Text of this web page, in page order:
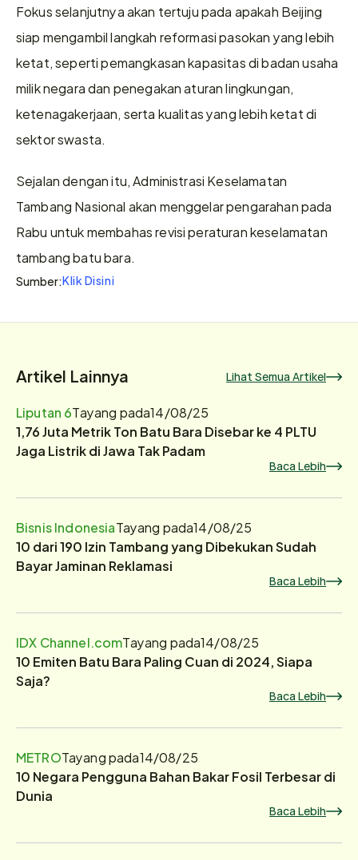
Fokus selanjutnya akan tertuju pada apakah Beijing
siap mengambil langkah reformasi pasokan yang lebih
ketat, seperti pemangkasan kapasitas di badan usaha
milik negara dan penegakan aturan lingkungan,
ketenagakerjaan, serta kualitas yang lebih ketat di
sektor swasta.
Sejalan dengan itu, Administrasi Keselamatan
Tambang Nasional akan menggelar pengarahan pada
Rabu untuk membahas revisi peraturan keselamatan
tambang batu bara.
Sumber:Klik Disini
Artikel Lainnya Lihat Semua Artikel
Liputan 6Tayang pada14/08/25
1,76 Juta Metrik Ton Batu Bara Disebar ke 4 PLTU
Jaga Listrik di Jawa Tak Padam
Baca Lebih
Bisnis IndonesiaTayang pada14/08/25
10 dari 190 Izin Tambang yang Dibekukan Sudah
Bayar Jaminan Reklamasi
Baca Lebih
IDX Channel.comTayang pada14/08/25
10 Emiten Batu Bara Paling Cuan di 2024, Siapa
Saja?
Baca Lebih
METROTayang pada14/08/25
10 Negara Pengguna Bahan Bakar Fosil Terbesar di
Dunia
Baca Lebih